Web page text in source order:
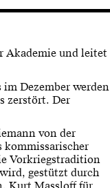
Akademie und leitet
Dezember werden
zerstört. Der
von der
kommissarischer
Vorkriegstradition
gestützt durch